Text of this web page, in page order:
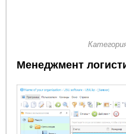
Менеджмент